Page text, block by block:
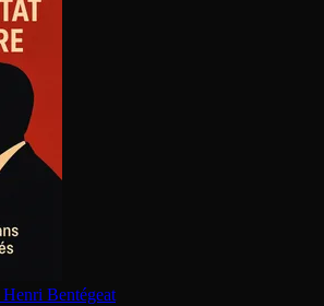
Henri Bentégeat